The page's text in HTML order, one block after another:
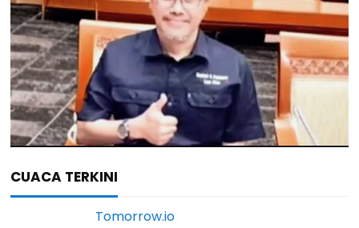
CUACA TERKINI